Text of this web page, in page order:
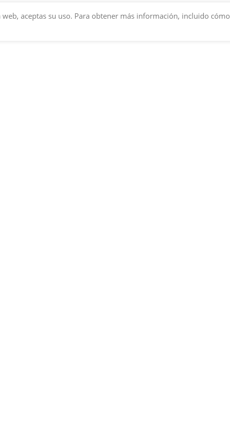
aceptas su uso. Para obtener más información, incluido cómo